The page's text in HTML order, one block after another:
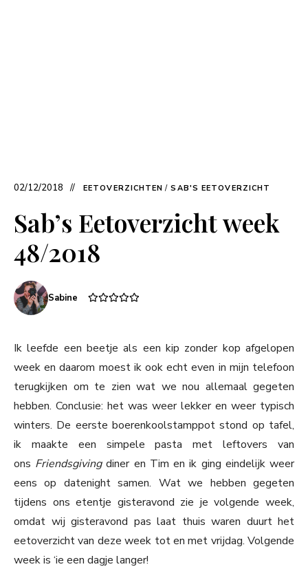
02/12/2018 EETOVERZICHTEN / SAB'S EETOVERZICHT
Sab’s Eetoverzicht week
48/2018
Sabine
Ik leefde een beetje als een kip zonder kop afgelopen
week en daarom moest ik ook echt even in mijn telefoon
terugkijken om te zien wat we nou allemaal gegeten
hebben. Conclusie: het was weer lekker en weer typisch
winters. De eerste boerenkoolstamppot stond op tafel,
ik maakte een simpele pasta met leftovers van
ons Friendsgivingdiner en Tim en ik ging eindelijk weer
eens op datenight samen. Wat we hebben gegeten
tijdens ons etentje gisteravond zie je volgende week,
omdat wij gisteravond pas laat thuis waren duurt het
eetoverzicht van deze week tot en met vrijdag. Volgende
week is ‘ie een dagje langer!